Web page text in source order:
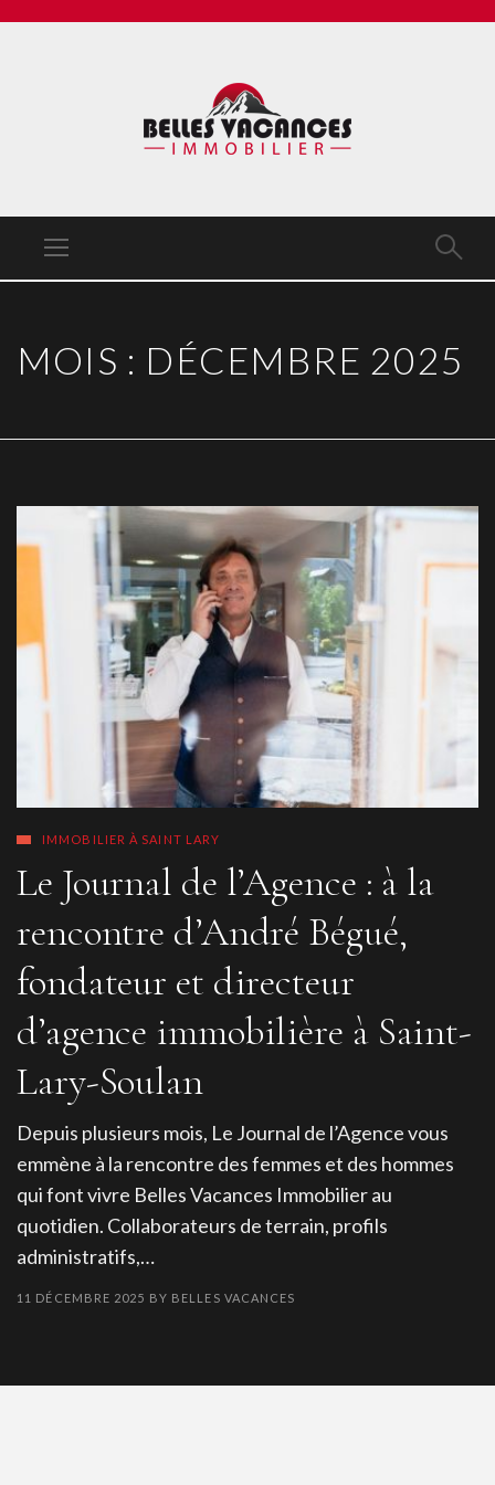
MOIS : DÉCEMBRE 2025
IMMOBILIER À SAINT LARY
Le Journal de l’Agence : à la
rencontre d’André Bégué,
fondateur et directeur
d’agence immobilière à Saint-
Lary-Soulan
Depuis plusieurs mois, Le Journal de l’Agence vous
emmène à la rencontre des femmes et des hommes
qui font vivre Belles Vacances Immobilier au
quotidien. Collaborateurs de terrain, profils
administratifs,…
11 DÉCEMBRE 2025 BY BELLES VACANCES